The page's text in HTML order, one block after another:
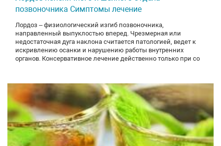
позвоночника Симптомы лечение
Лордоз – физиологический изгиб позвоночника,
направленный выпуклостью вперед. Чрезмерная или
недостаточная дуга наклона считается патологией, ведет к
искривлению осанки и нарушению работы внутренних
органов. Консервативное лечение действенно только при со